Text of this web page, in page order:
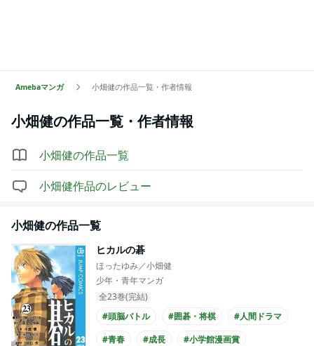
Amebaマンガ 小畑健の作品一覧・作者情報
小畑健の作品一覧・作者情報
小畑健の作品一覧
小畑健作品のレビュー
小畑健の作品一覧
ヒカルの碁
ほったゆみ／小畑健
少年・青年マンガ
全23巻(完結)
#頭脳バトル
#囲碁・将棋
#人間ドラマ
#青春
#成長
#小学館漫画賞